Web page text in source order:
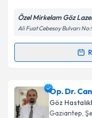
Kişisel
kapsamda
Özel Mirkelam Göz
Ali Fuat Cebesoy Bulvarı
Randevu
Op. Dr. Edip
oluşturun. Size bu
takvim
Op. Dr.
Göz
Gaziantep,